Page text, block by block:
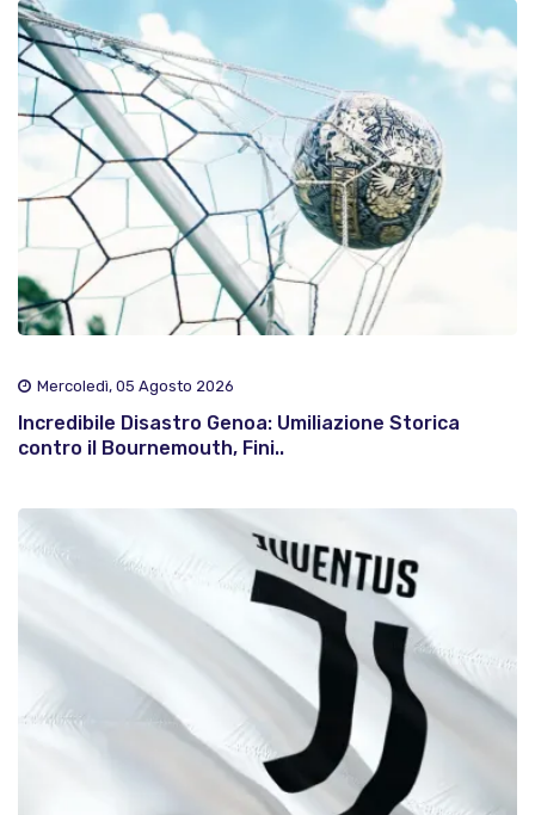
Mercoledì, 05 Agosto 2026
Incredibile Disastro Genoa: Umiliazione Storica
contro il Bournemouth, Fini..